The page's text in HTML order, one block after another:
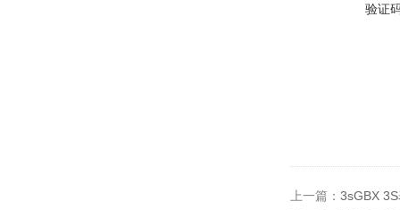
验证
上一篇： 3sGBX